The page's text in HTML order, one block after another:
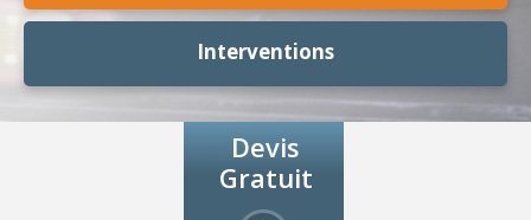
Interventions
Devis
Gratuit